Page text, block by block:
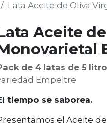
Lata Aceite de Oliva
Aceite
de 4 latas de 5
Empeltre
tiempo se saborea.
el Aceite